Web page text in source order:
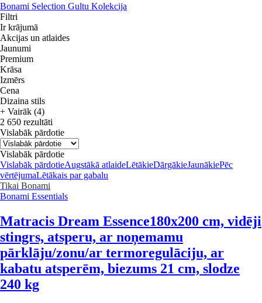
Bonami Selection Gultu Kolekcija
Filtri
Ir krājumā
Akcijas un atlaides
Jaunumi
Premium
Krāsa
Izmērs
Cena
Dizaina stils
+ Vairāk (4)
2 650 rezultāti
Vislabāk pārdotie
Vislabāk pārdotie
Vislabāk pārdotieAugstākā atlaideLētākieDārgākieJaunākiePēc
vērtējumaLētākais par gabalu
Tikai Bonami
Bonami Essentials
Matracis Dream Essence180x200 cm, vidēji
stingrs, atsperu, ar noņemamu
pārklāju/zonu/ar termoregulāciju, ar
kabatu atsperēm, biezums 21 cm, slodze
240 kg